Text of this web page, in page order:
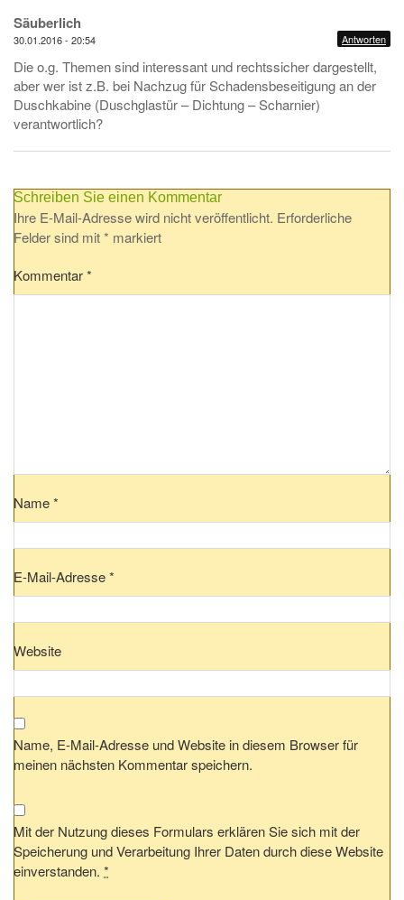
Säuberlich
30.01.2016 - 20:54 Antworten
Die o.g. Themen sind interessant und rechtssicher dargestellt,
aber wer ist z.B. bei Nachzug für Schadensbeseitigung an der
Duschkabine (Duschglastür – Dichtung – Scharnier)
verantwortlich?
Schreiben Sie einen Kommentar
Ihre E-Mail-Adresse wird nicht veröffentlicht. Erforderliche
Felder sind mit* markiert
Kommentar*
Name*
E-Mail-Adresse*
Website
Name, E-Mail-Adresse und Website in diesem Browser für
meinen nächsten Kommentar speichern.
Mit der Nutzung dieses Formulars erklären Sie sich mit der
Speicherung und Verarbeitung Ihrer Daten durch diese Website
einverstanden. *